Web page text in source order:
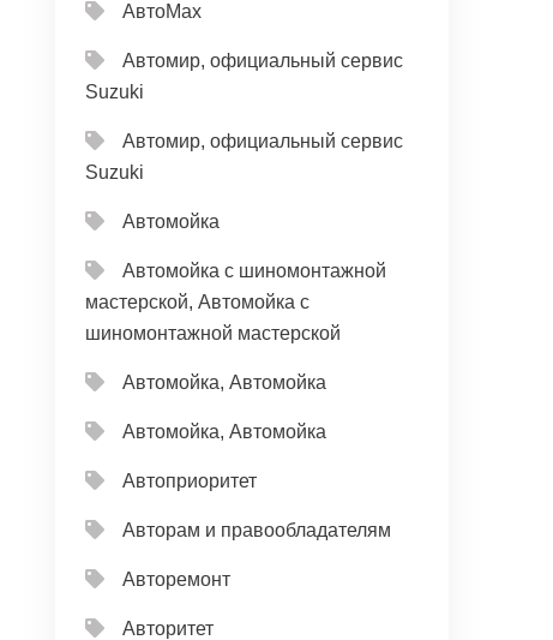
АвтоМах
Автомир, официальный сервис
Suzuki
Автомир, официальный сервис
Suzuki
Автомойка
Автомойка с шиномонтажной
мастерской, Автомойка с
шиномонтажной мастерской
Автомойка, Автомойка
Автомойка, Автомойка
Автоприоритет
Авторам и правообладателям
Авторемонт
Авторитет